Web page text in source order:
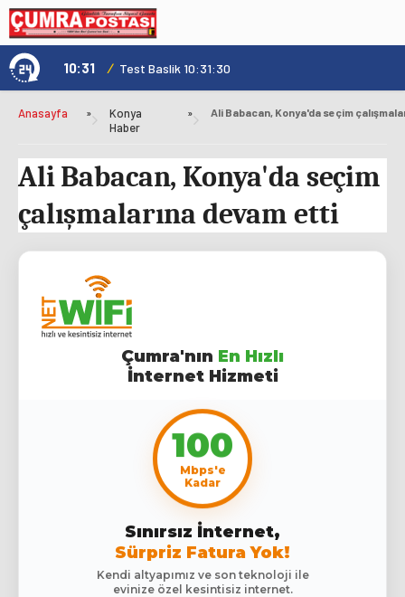
Çumra İlçe Tarım ve Orman Müdürlüğü'nden Gıda Fiyatı Kontrolü 10:31 / Test Baslik 10:31:30
Anasayfa »
Konya
Haber
»
Ali Babacan, Konya'da seçim
çalışmalarına devam etti
Çumra'nın En Hızlı
İnternet Hizmeti
100
Mbps'e
Kadar
Sınırsız İnternet,
Sürpriz Fatura Yok!
Kendi altyapımız ve son teknoloji ile
evinize özel kesintisiz internet.